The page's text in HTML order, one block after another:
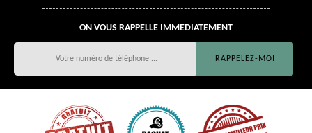
ON VOUS RAPPELLE IMMEDIATEMENT